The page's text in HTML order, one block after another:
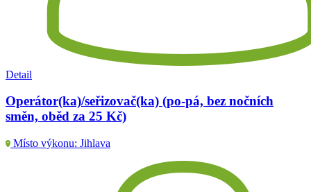
Detail
Operátor(ka)/seřizovač(ka) (po-pá, bez nočních
směn, oběd za 25 Kč)
Místo výkonu: Jihlava